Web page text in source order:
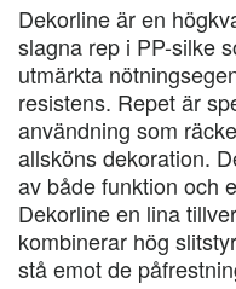
M
mängd
Dekorline är en
slagna rep i PP-silke
utmärkta
resistens. Repet är
användning som
allsköns dekoration.
av både funktion och
Dekorline en lina
kombinerar hög
stå emot de